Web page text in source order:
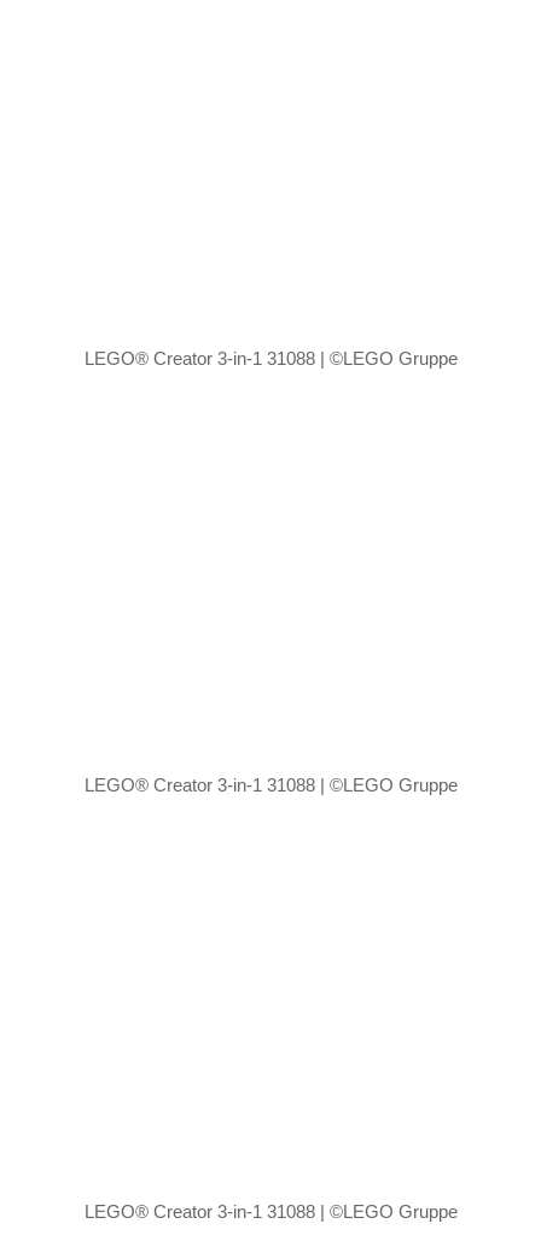
LEGO® Creator 3-in-1 31088 | ©LEGO Gruppe
LEGO® Creator 3-in-1 31088 | ©LEGO Gruppe
LEGO® Creator 3-in-1 31088 | ©LEGO Gruppe